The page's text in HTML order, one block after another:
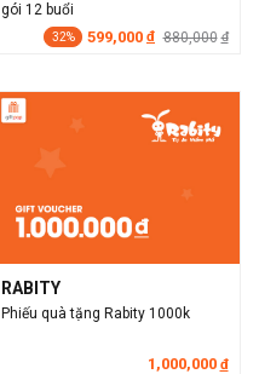
gói 12 buổi
32% 599,000 đ 880,000 đ
RABITY
Phiếu quà tặng Rabity 1000k
1,000,000 đ